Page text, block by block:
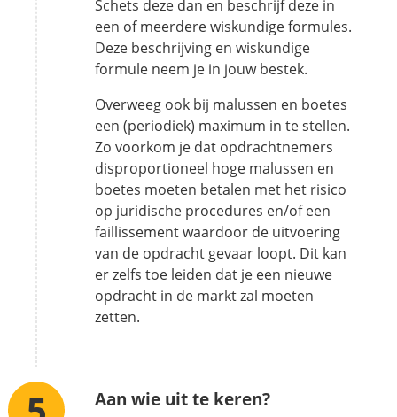
Schets deze dan en beschrijf deze in
een of meerdere wiskundige formules.
Deze beschrijving en wiskundige
formule neem je in jouw bestek.
Overweeg ook bij malussen en boetes
een (periodiek) maximum in te stellen.
Zo voorkom je dat opdrachtnemers
disproportioneel hoge malussen en
boetes moeten betalen met het risico
op juridische procedures en/of een
faillissement waardoor de uitvoering
van de opdracht gevaar loopt. Dit kan
er zelfs toe leiden dat je een nieuwe
opdracht in de markt zal moeten
zetten.
Aan wie uit te keren?